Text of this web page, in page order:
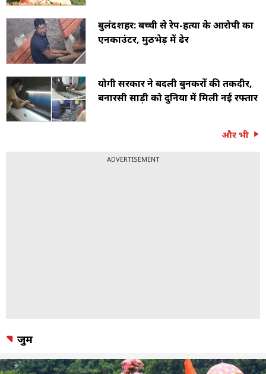
बुलंदशहर: बच्ची से रेप-हत्या के आरोपी का
एनकाउंटर, मुठभेड़ में ढेर
योगी सरकार ने बदली बुनकरों की तकदीर,
बनारसी साड़ी को दुनिया में मिली नई रफ्तार
और भी
ADVERTISEMENT
जुर्म